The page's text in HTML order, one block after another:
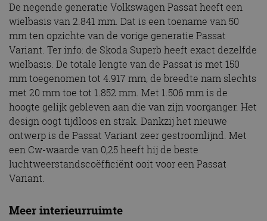
De negende generatie Volkswagen Passat heeft een
wielbasis van 2.841 mm. Dat is een toename van 50
mm ten opzichte van de vorige generatie Passat
Variant. Ter info: de Skoda Superb heeft exact dezelfde
wielbasis. De totale lengte van de Passat is met 150
mm toegenomen tot 4.917 mm, de breedte nam slechts
met 20 mm toe tot 1.852 mm. Met 1.506 mm is de
hoogte gelijk gebleven aan die van zijn voorganger. Het
design oogt tijdloos en strak. Dankzij het nieuwe
ontwerp is de Passat Variant zeer gestroomlijnd. Met
een Cw-waarde van 0,25 heeft hij de beste
luchtweerstandscoëfficiënt ooit voor een Passat
Variant.
Meer interieurruimte